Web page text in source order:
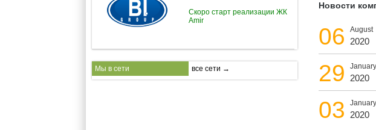
Новости
06 August
2020
29 January
2020
03 January
2020
Скоро старт реализации ЖК
Amir
Мы в сети все сети →